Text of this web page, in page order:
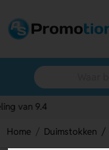
Home Duimstokken